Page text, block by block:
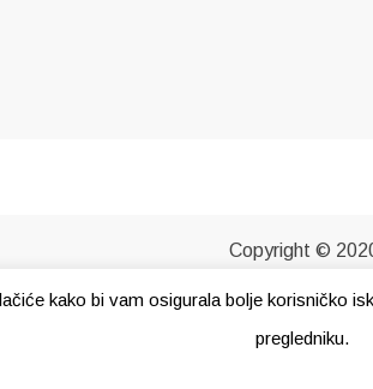
kako bi vam osigurala bolje korisničko
pregledniku.
Copyright ©